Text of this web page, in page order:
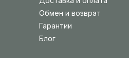
Блог
Гарантии
Обмен и возврат